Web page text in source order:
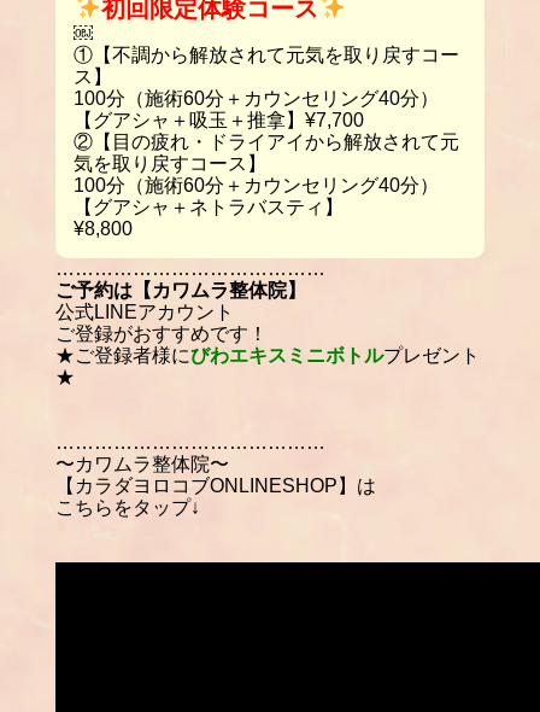
初回限定体験コース
￼
①【不調から解放されて元気を取り戻すコー
ス】
100分（施術60分＋カウンセリング40分）
【グアシャ＋吸玉＋推拿】¥7,700
②【目の疲れ・ドライアイから解放されて元
気を取り戻すコース】
100分（施術60分＋カウンセリング40分）
【グアシャ＋ネトラバスティ】
¥8,800
……………………………………
ご予約は【カワムラ整体院】
公式LINEアカウント
ご登録がおすすめです！
★ご登録者様にびわエキスミニボトルプレゼント
★
……………………………………
〜カワムラ整体院〜
【カラダヨロコブONLINESHOP】は
こちらをタップ↓